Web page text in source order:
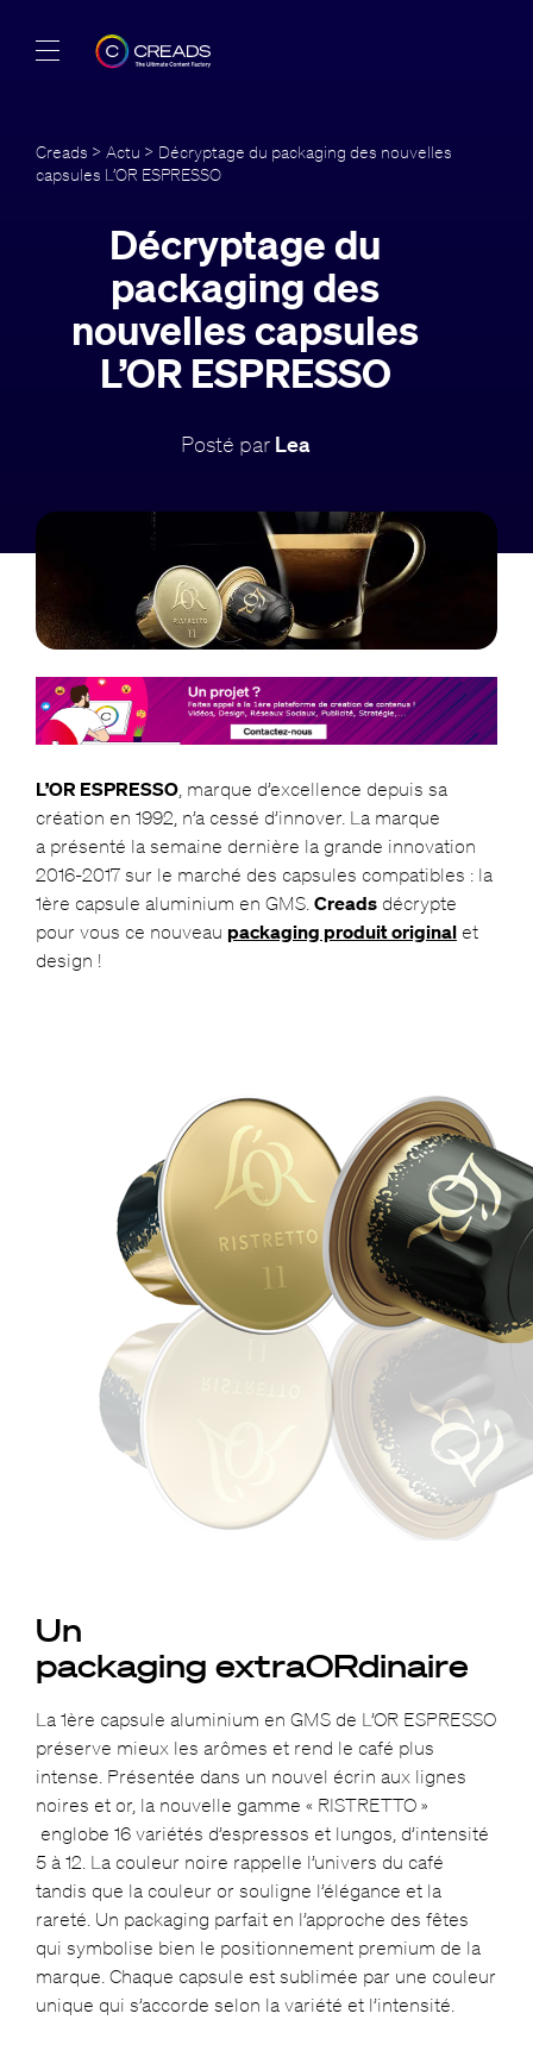
Offres
À propos
Creads > Actu > Décryptage du packaging des nouvelles
capsules L’OR ESPRESSO
Décryptage du
packaging des
nouvelles capsules
L’OR ESPRESSO
Posté par Lea
L’OR ESPRESSO, marque d’excellence depuis sa
création en 1992, n’a cessé d’innover. La marque
a présenté la semaine dernière la grande innovation
2016-2017 sur le marché des capsules compatibles : la
1ère capsule aluminium en GMS. Creadsdécrypte
pour vous ce nouveau packaging produit originalet
design !
Un
packaging extraORdinaire
La 1ère capsule aluminium en GMS de L’OR ESPRESSO
préserve mieux les arômes et rend le café plus
intense. Présentée dans un nouvel écrin aux lignes
noires et or, la nouvelle gamme « RISTRETTO »
englobe 16 variétés d’espressos et lungos, d’intensité
5 à 12. La couleur noire rappelle l’univers du café
tandis que la couleur or souligne l’élégance et la
rareté. Un packaging parfait en l’approche des fêtes
qui symbolise bien le positionnement premium de la
marque. Chaque capsule est sublimée par une couleur
unique qui s’accorde selon la variété et l’intensité.